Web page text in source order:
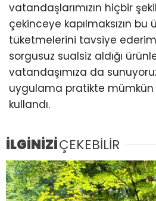
vatandaşlarımızın hiçbir
çekinceye kapılmaksızın bu
tüketmelerini tavsiye
sorgusuz sualsiz aldığı
vatandaşımıza da
uygulama pratikte mümkün
kullandı.
İLGİNİZİÇEKEBİLİR